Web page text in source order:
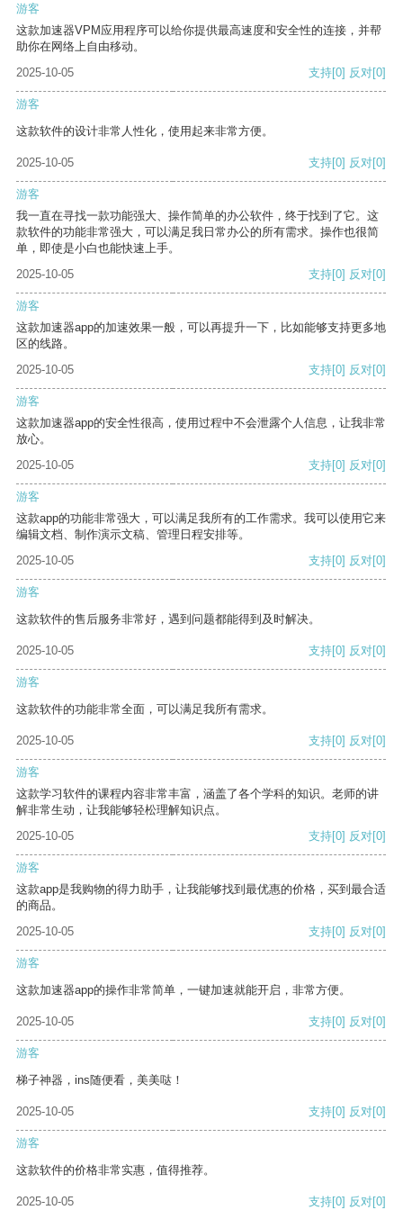
游客
这款加速器VPM应用程序可以给你提供最高速度和安全性的连接，并帮
助你在网络上自由移动。
2025-10-05
支持[0] 反对[0]
游客
这款软件的设计非常人性化，使用起来非常方便。
2025-10-05 支持[0] 反对[0]
游客
我一直在寻找一款功能强大、操作简单的办公软件，终于找到了它。这
款软件的功能非常强大，可以满足我日常办公的所有需求。操作也很简
单，即使是小白也能快速上手。
2025-10-05
支持[0] 反对[0]
游客
这款加速器app的加速效果一般，可以再提升一下，比如能够支持更多地
区的线路。
2025-10-05
支持[0] 反对[0]
游客
这款加速器app的安全性很高，使用过程中不会泄露个人信息，让我非常
放心。
2025-10-05
支持[0] 反对[0]
游客
这款app的功能非常强大，可以满足我所有的工作需求。我可以使用它来
编辑文档、制作演示文稿、管理日程安排等。
2025-10-05
支持[0] 反对[0]
游客
这款软件的售后服务非常好，遇到问题都能得到及时解决。
2025-10-05 支持[0] 反对[0]
游客
这款软件的功能非常全面，可以满足我所有需求。
2025-10-05 支持[0] 反对[0]
游客
这款学习软件的课程内容非常丰富，涵盖了各个学科的知识。老师的讲
解非常生动，让我能够轻松理解知识点。
2025-10-05
支持[0] 反对[0]
游客
这款app是我购物的得力助手，让我能够找到最优惠的价格，买到最合适
的商品。
2025-10-05
支持[0] 反对[0]
游客
这款加速器app的操作非常简单，一键加速就能开启，非常方便。
2025-10-05 支持[0] 反对[0]
游客
梯子神器，ins随便看，美美哒！
2025-10-05 支持[0] 反对[0]
游客
这款软件的价格非常实惠，值得推荐。
2025-10-05 支持[0] 反对[0]